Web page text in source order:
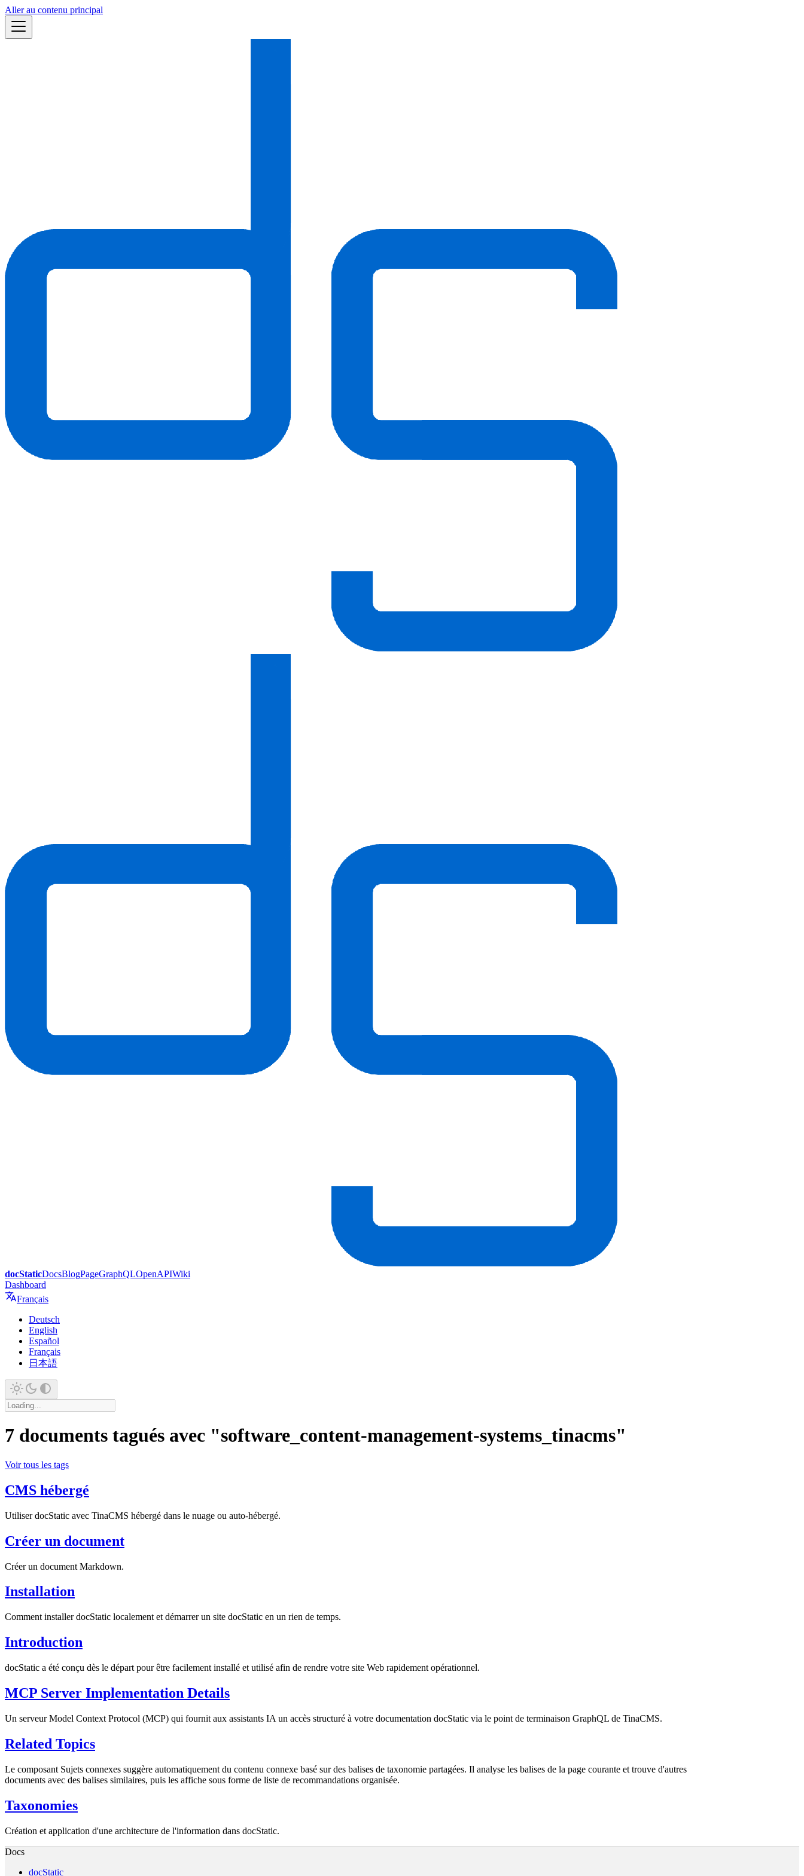
Aller au contenu principal
docStaticDocsBlogPageGraphQLOpenAPIWiki
Dashboard
Français
Deutsch
English
Español
Français
日本語
7 documents tagués avec "software_content-management-systems_tinacms"
Voir tous les tags
CMS hébergé
Utiliser docStatic avec TinaCMS hébergé dans le nuage ou auto-hébergé.
Créer un document
Créer un document Markdown.
Installation
Comment installer docStatic localement et démarrer un site docStatic en un rien de temps.
Introduction
docStatic a été conçu dès le départ pour être facilement installé et utilisé afin de rendre votre site Web rapidement opérationnel.
MCP Server Implementation Details
Un serveur Model Context Protocol (MCP) qui fournit aux assistants IA un accès structuré à votre documentation docStatic via le point de terminaison GraphQL de TinaCMS.
Related Topics
Le composant Sujets connexes suggère automatiquement du contenu connexe basé sur des balises de taxonomie partagées. Il analyse les balises de la page courante et trouve d'autres
documents avec des balises similaires, puis les affiche sous forme de liste de recommandations organisée.
Taxonomies
Création et application d'une architecture de l'information dans docStatic.
Docs
docStatic